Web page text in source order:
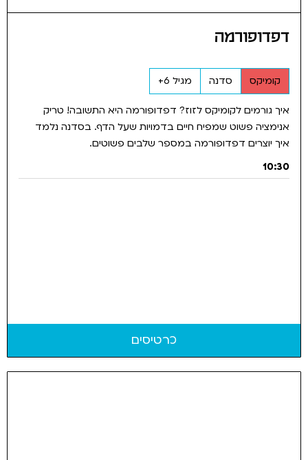
דפדופורמה
קומיקס סדנה מגיל 6+
איך גורמים לקומיקס לזוז? דפדופורמה היא התשובה! טריק
אנימציה פשוט שמפיח חיים בדמויות שעל הדף. בסדנה נלמד
איך יוצרים דפדופורמה במספר שלבים פשוטים.
10:30
כרטיסים